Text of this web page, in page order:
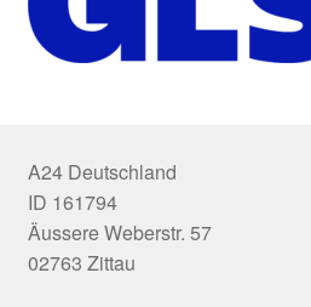
A24 Deutschland
ID 161794
Äussere Weberstr. 57
02763 Zittau